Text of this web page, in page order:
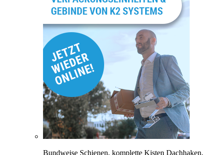
Bundweise Schienen, komplette Kisten Dachhaken,